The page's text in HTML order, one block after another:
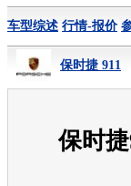
车型综述 行情-报价
保时捷 911
保时